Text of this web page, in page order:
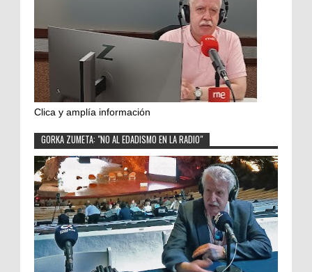
Clica y amplía información
GORKA ZUMETA: "NO AL EDADISMO EN LA RADIO"